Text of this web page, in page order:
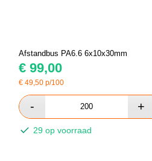
Afstandbus PA6.6 6x10x30mm
€ 99,00
€49,50 p/100
29 op voorraad